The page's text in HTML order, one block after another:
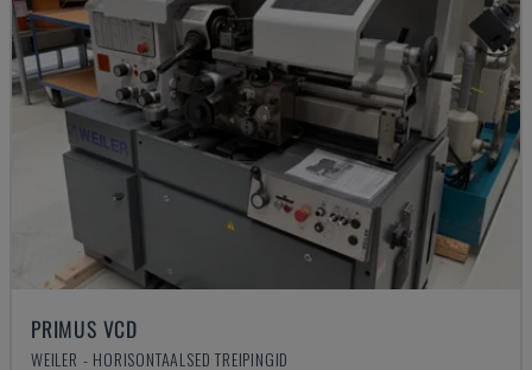
PRIMUS VCD
WEILER - HORISONTAALSED TREIPINGID